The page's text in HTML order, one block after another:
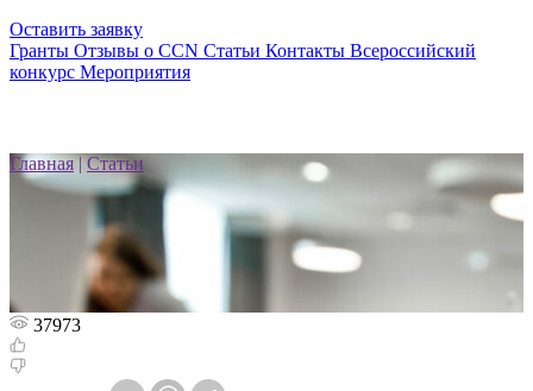
Оставить заявку
Гранты Отзывы о CCN Статьи Контакты Всероссийский
конкурс Мероприятия
Главная|Статьи
37973